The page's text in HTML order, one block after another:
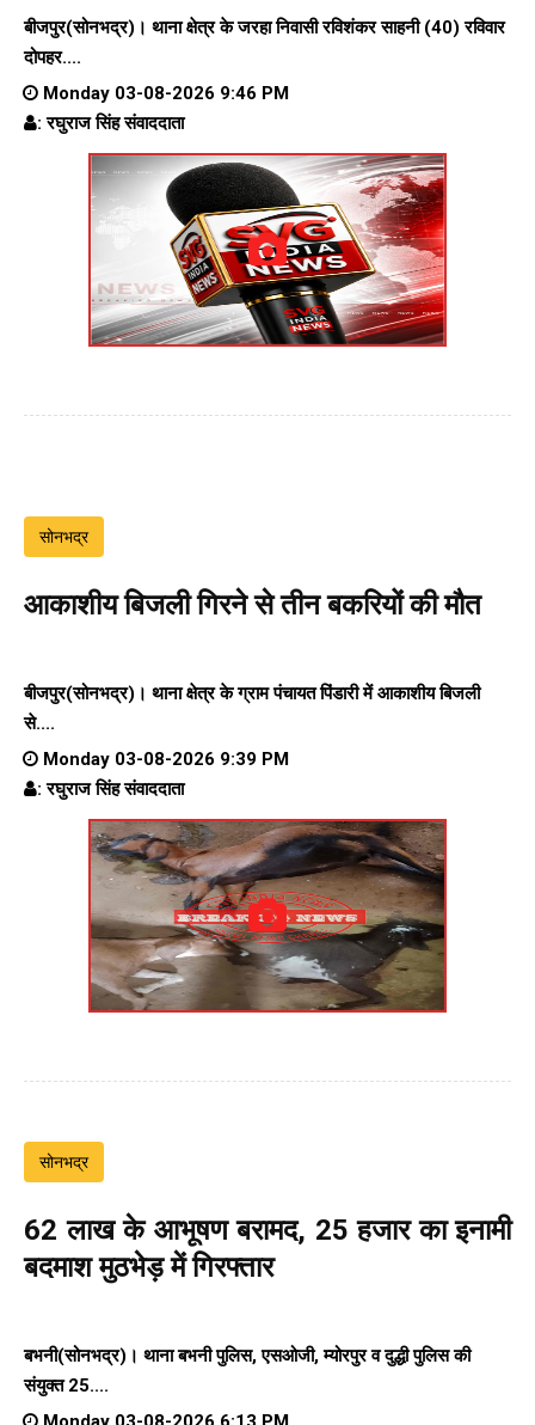
बीजपुर(सोनभद्र)। थाना क्षेत्र के जरहा निवासी रविशंकर साहनी (40) रविवार
दोपहर....
Monday 03-08-2026 9:46 PM
: रघुराज सिंह संवाददाता
सोनभद्र
आकाशीय बिजली गिरने से तीन बकरियों की मौत
बीजपुर(सोनभद्र)। थाना क्षेत्र के ग्राम पंचायत पिंडारी में आकाशीय बिजली
से....
Monday 03-08-2026 9:39 PM
: रघुराज सिंह संवाददाता
सोनभद्र
₹62 लाख के आभूषण बरामद, ₹25 हजार का इनामी
बदमाश मुठभेड़ में गिरफ्तार
बभनी(सोनभद्र)। थाना बभनी पुलिस, एसओजी, म्योरपुर व दुद्धी पुलिस की
संयुक्त ₹25....